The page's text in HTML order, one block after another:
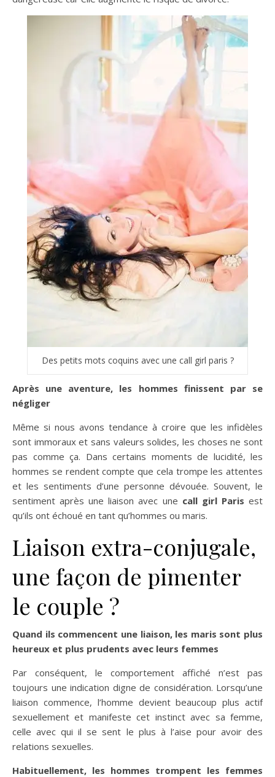
Des petits mots coquins avec une call girl paris ?
Après une aventure, les hommes finissent par se
négliger
Même si nous avons tendance à croire que les infidèles
sont immoraux et sans valeurs solides, les choses ne sont
pas comme ça. Dans certains moments de lucidité, les
hommes se rendent compte que cela trompe les attentes
et les sentiments d’une personne dévouée. Souvent, le
sentiment après une liaison avec une call girl Parisest
qu’ils ont échoué en tant qu’hommes ou maris.
Liaison extra-conjugale,
une façon de pimenter
le couple ?
Quand ils commencent une liaison, les maris sont plus
heureux et plus prudents avec leurs femmes
Par conséquent, le comportement affiché n’est pas
toujours une indication digne de considération. Lorsqu’une
liaison commence, l’homme devient beaucoup plus actif
sexuellement et manifeste cet instinct avec sa femme,
celle avec qui il se sent le plus à l’aise pour avoir des
relations sexuelles.
Habituellement, les hommes trompent les femmes